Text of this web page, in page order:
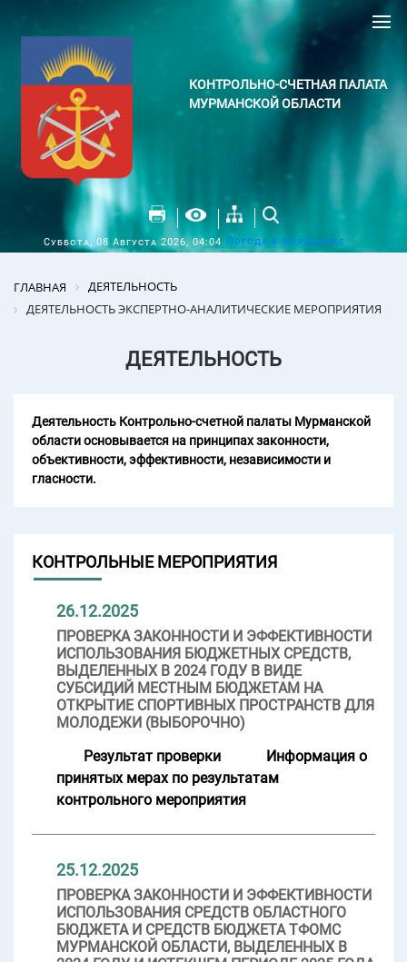
КОНТРОЛЬНО-СЧЕТНАЯ ПАЛАТА
МУРМАНСКОЙ ОБЛАСТИ
Суббота, 08 Августа 2026, 04:04 Погода в Мурманске
ГЛАВНАЯ
ДЕЯТЕЛЬНОСТЬ
ДЕЯТЕЛЬНОСТЬ ЭКСПЕРТНО-АНАЛИТИЧЕСКИЕ МЕРОПРИЯТИЯ
ДЕЯТЕЛЬНОСТЬ
Деятельность Контрольно-счетной палаты Мурманской
области основывается на принципах законности,
объективности, эффективности, независимости и
гласности.
КОНТРОЛЬНЫЕ МЕРОПРИЯТИЯ
26.12.2025
ПРОВЕРКА ЗАКОННОСТИ И ЭФФЕКТИВНОСТИ
ИСПОЛЬЗОВАНИЯ БЮДЖЕТНЫХ СРЕДСТВ,
ВЫДЕЛЕННЫХ В 2024 ГОДУ В ВИДЕ
СУБСИДИЙ МЕСТНЫМ БЮДЖЕТАМ НА
ОТКРЫТИЕ СПОРТИВНЫХ ПРОСТРАНСТВ ДЛЯ
МОЛОДЕЖИ (ВЫБОРОЧНО)
Результат проверки
Информация о
принятых мерах по результатам
контрольного мероприятия
25.12.2025
ПРОВЕРКА ЗАКОННОСТИ И ЭФФЕКТИВНОСТИ
ИСПОЛЬЗОВАНИЯ СРЕДСТВ ОБЛАСТНОГО
БЮДЖЕТА И СРЕДСТВ БЮДЖЕТА ТФОМС
МУРМАНСКОЙ ОБЛАСТИ, ВЫДЕЛЕННЫХ В